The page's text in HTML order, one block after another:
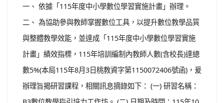
一、 依據中華民國115年7月8日桃教資字第1150057904
號函辦理。 二、 研習內容： (一) 主題：(大園科技中心)
【生科非專長授課】【國中生科/ 國小科議】七年級橡皮
筋動力車(教師增能) 時間：115/8/18(二)，09:00~16:00 地
點：大園國中G棟4F數位製造教室 報名網址：h...
觀看
完整文章